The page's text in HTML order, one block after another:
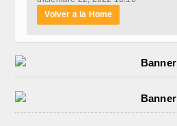
Volver a la Home